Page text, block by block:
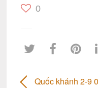
0
Quốc khánh 2-9